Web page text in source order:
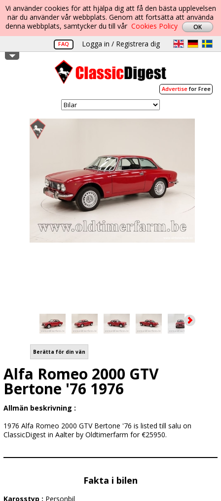
Vi använder cookies för att hjälpa dig att få den bästa upplevelsen
när du använder vår webbplats. Genom att fortsätta att använda
denna webbplats, samtycker du till vår Cookies Policy
FAQ Logga in / Registrera dig
Advertisefor Free
Berätta för din vän
Alfa Romeo 2000 GTV
Bertone '76 1976
Allmän beskrivning :
1976 Alfa Romeo 2000 GTV Bertone '76 is listed till salu on
ClassicDigest in Aalter by Oldtimerfarm for €25950.
Fakta i bilen
Karosstyp : Personbil